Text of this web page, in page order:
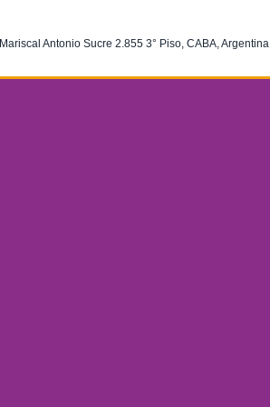
Mariscal Antonio Sucre 2.855 3° Piso, CABA, Argentina